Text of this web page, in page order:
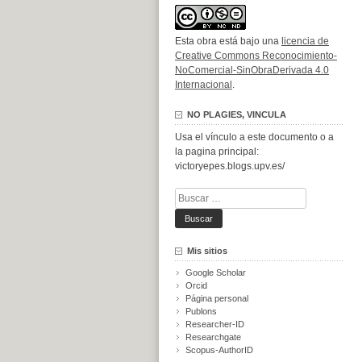
Esta obra está bajo una licencia de
Creative Commons Reconocimiento-
NoComercial-SinObraDerivada 4.0
Internacional .
NO PLAGIES, VINCULA
Usa el vínculo a este documento o a
la pagina principal:
victoryepes.blogs.upv.es/
Buscar:
Mis sitios
Google Scholar
Orcid
Página personal
Publons
Researcher-ID
Researchgate
Scopus-AuthorID